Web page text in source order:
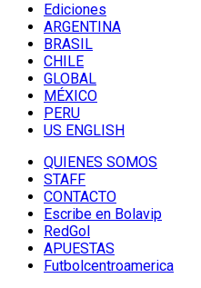
Ediciones
ARGENTINA
BRASIL
CHILE
GLOBAL
MÉXICO
PERU
US ENGLISH
QUIENES SOMOS
STAFF
CONTACTO
Escribe en Bolavip
RedGol
APUESTAS
Futbolcentroamerica